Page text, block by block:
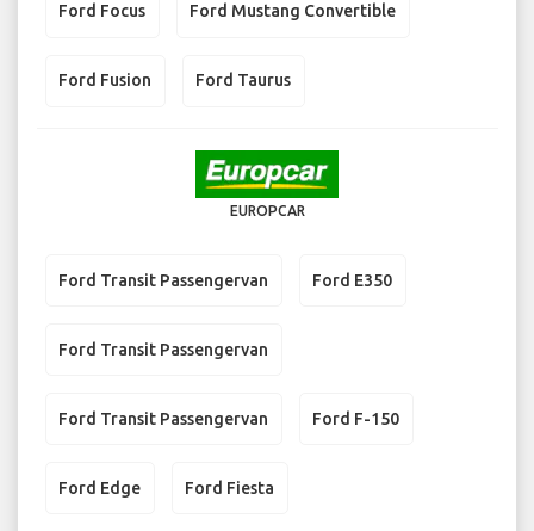
Ford Focus Ford Mustang Convertible
Ford Fusion Ford Taurus
EUROPCAR
Ford Transit Passengervan Ford E350
Ford Transit Passengervan
Ford Transit Passengervan Ford F-150
Ford Edge Ford Fiesta